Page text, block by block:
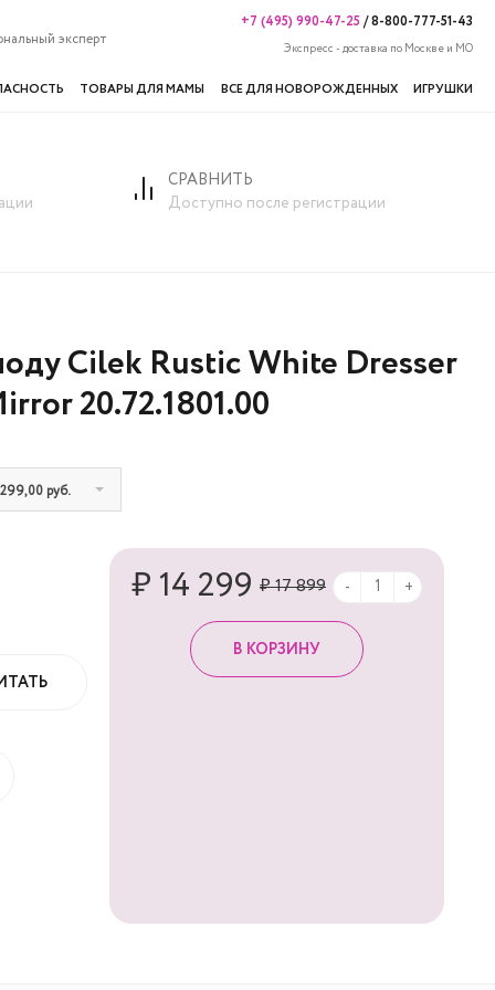
эксперт
+7 (495) 990-47-25/8-800-777-51-43
Экспресс - доставка по Москве и МО
ТОВАРЫ ДЛЯ МАМЫ ВСЕ ДЛЯ НОВОРОЖДЕННЫХ ИГРУШКИ
СРАВНИТЬ
Доступно после регистрации
Cilek Rustic White Dresser
20.72.1801.00
руб.
₽ 14 299 ₽ 17 899 - +